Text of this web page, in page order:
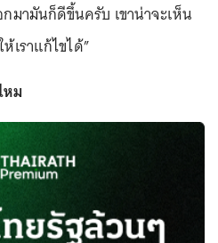
มามันก็ดีขึ้นครับ เขาน่าจะเห็น
เราแก้ไขได้”
ม